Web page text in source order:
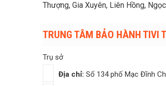
Thượng, Gia Xuyên, Liên Hồng,
TRUNG TÂM BẢO HÀNH TIVI
Trụ sở
Địa chỉ: Số 134 phố Mạc Đĩnh